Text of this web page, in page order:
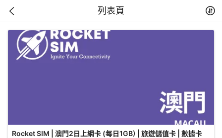
列表頁
Rocket SIM | 澳門2日上網卡 (每日1GB) | 旅遊儲值卡 | 數據卡